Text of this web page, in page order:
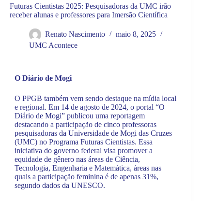
Futuras Cientistas 2025: Pesquisadoras da UMC irão
receber alunas e professores para Imersão Científica
Renato Nascimento
maio 8, 2025
UMC Acontece
O Diário de Mogi
O PPGB também vem sendo destaque na mídia local
e regional. Em 14 de agosto de 2024, o portal “O
Diário de Mogi” publicou uma reportagem
destacando a participação de cinco professoras
pesquisadoras da Universidade de Mogi das Cruzes
(UMC) no Programa Futuras Cientistas. Essa
iniciativa do governo federal visa promover a
equidade de gênero nas áreas de Ciência,
Tecnologia, Engenharia e Matemática, áreas nas
quais a participação feminina é de apenas 31%,
segundo dados da UNESCO. ​